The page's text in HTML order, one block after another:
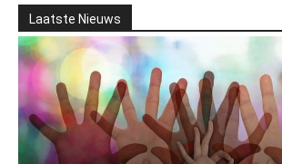
Laatste Nieuws